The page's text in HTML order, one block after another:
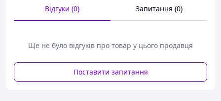
Відгуки (0) Запитання (0)
Ще не було відгуків про товар у цього продавця
Поставити запитання